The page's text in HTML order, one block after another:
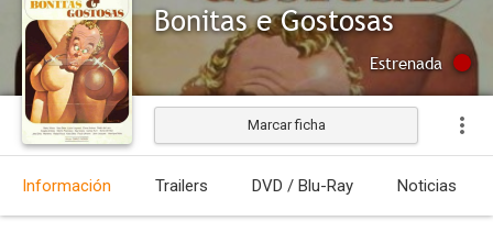
Bonitas e Gostosas
Estrenada
Marcar ficha
Información Trailers DVD / Blu-Ray Noticias